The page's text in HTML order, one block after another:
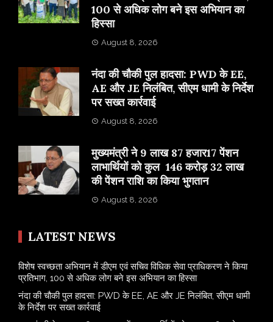
100 से अधिक लोग बने इस अभियान का
हिस्सा
August 8, 2026
नंदा की चौकी पुल हादसा: PWD के EE,
AE और JE निलंबित, सीएम धामी के निर्देश
पर सख्त कार्रवाई
August 8, 2026
मुख्यमंत्री ने 9 लाख 87 हजार17 पेंशन
लाभार्थियों को कुल 146 करोड़ 32 लाख
की पेंशन राशि का किया भुगतान
August 8, 2026
LATEST NEWS
विशेष स्वच्छता अभियान में डीएम एवं सचिव विधिक सेवा प्राधिकरण ने किया
प्रतिभाग, 100 से अधिक लोग बने इस अभियान का हिस्सा
नंदा की चौकी पुल हादसा: PWD के EE, AE और JE निलंबित, सीएम धामी
के निर्देश पर सख्त कार्रवाई